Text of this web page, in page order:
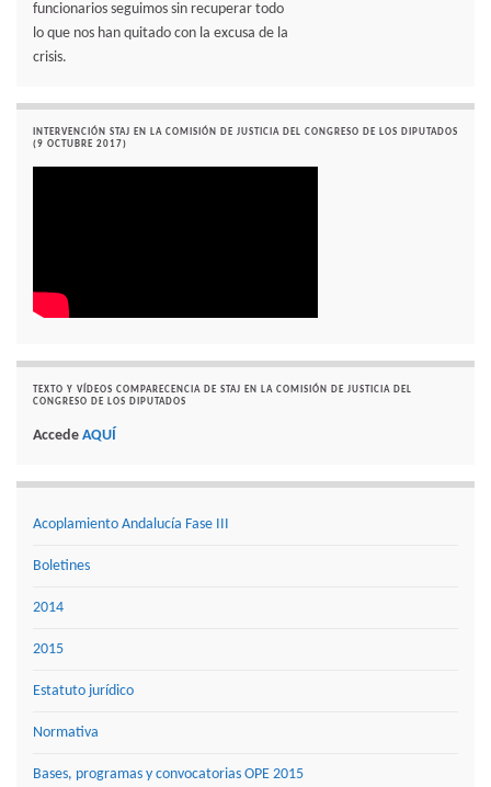
funcionarios seguimos sin recuperar todo
lo que nos han quitado con la excusa de la
crisis.
INTERVENCIÓN STAJ EN LA COMISIÓN DE JUSTICIA DEL CONGRESO DE LOS DIPUTADOS
(9 OCTUBRE 2017)
TEXTO Y VÍDEOS COMPARECENCIA DE STAJ EN LA COMISIÓN DE JUSTICIA DEL
CONGRESO DE LOS DIPUTADOS
Accede AQUÍ
Acoplamiento Andalucía Fase III
Boletines
2014
2015
Estatuto jurídico
Normativa
Bases, programas y convocatorias OPE 2015